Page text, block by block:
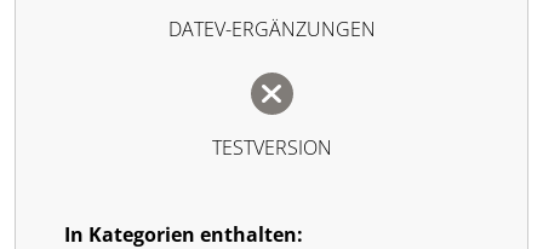
DATEV-ERGÄNZUNGEN
TESTVERSION
In Kategorien enthalten: